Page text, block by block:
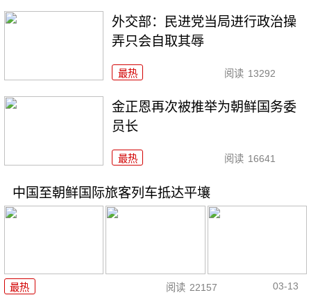
外交部：民进党当局进行政治操
弄只会自取其辱
最热 阅读 13292
金正恩再次被推举为朝鲜国务委
员长
最热 阅读 16641
中国至朝鲜国际旅客列车抵达平壤
最热 阅读 22157 03-13